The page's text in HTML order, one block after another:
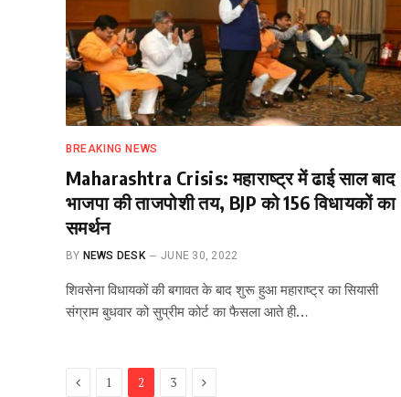
BREAKING NEWS
Maharashtra Crisis: महाराष्ट्र में ढाई साल बाद
भाजपा की ताजपोशी तय, BJP को 156 विधायकों का
समर्थन
BY NEWS DESK JUNE 30, 2022
शिवसेना विधायकों की बगावत के बाद शुरू हुआ महाराष्ट्र का सियासी
संग्राम बुधवार को सुप्रीम कोर्ट का फैसला आते ही…
Previous
1 2 3 Next